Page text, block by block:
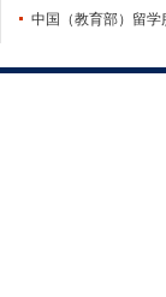
中国（教育部）留学